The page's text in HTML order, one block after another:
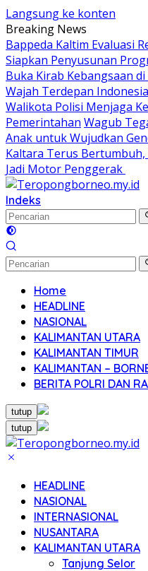
Langsung ke konten
Breaking News
Bappeda Kaltim Evaluasi
Siapkan Penyusunan
Buka Kirab Kebangsaan
Wajah Terdepan Indonesia
Walikota Polisi Menjaga
Pemerintahan Wagub
Anak untuk Wujudkan
Kaltara Terus
Jadi Motor Penggerak
Indeks
Home
HEADLINE
NASIONAL
KALIMANTAN UTARA
KALIMANTAN TIMUR
KALIMANTAN –
BERITA POLRI DAN
tutup
tutup
HEADLINE
NASIONAL
INTERNASIONAL
NUSANTARA
KALIMANTAN UTARA
Tanjung Selor